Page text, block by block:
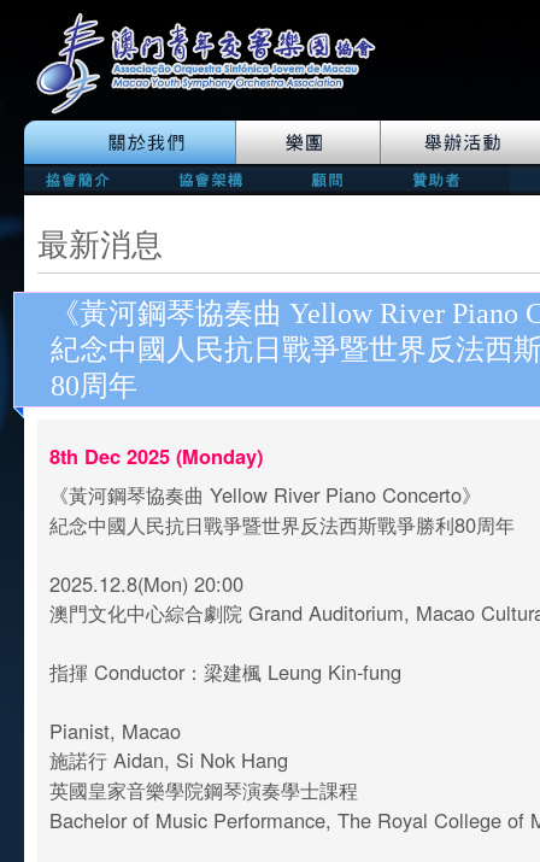
最新消息
《黃河鋼琴協奏曲 Yellow River Piano
紀念中國人民抗日戰爭暨世界反法西
80周年
8th Dec 2025 (Monday)
《黃河鋼琴協奏曲 Yellow River Piano Concerto》
紀念中國人民抗日戰爭暨世界反法西斯戰爭勝利80周年
2025.12.8(Mon) 20:00
澳門文化中心綜合劇院 Grand Auditorium, Macao
指揮 Conductor：梁建楓 Leung Kin-fung
Pianist, Macao
施諾行 Aidan, Si Nok Hang
英國皇家音樂學院鋼琴演奏學士課程
Bachelor of Music Performance, The Royal College of